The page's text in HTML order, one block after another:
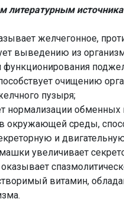
литературным
желчегонное,
выведению из
функционирования
очищению
пузыря;
нормализации
окружающей среды,
и
увеличивает
оказывает
витамин,